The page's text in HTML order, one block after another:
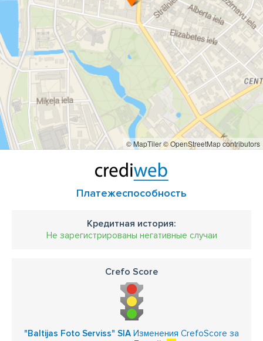
© MapTiler© OpenStreetMap contributors
Платежеспособность
Кредитная история:
Не зарегистрированы негативные случаи
Crefo Score
"Baltijas Foto Serviss" SIA Изменения CrefoScore за